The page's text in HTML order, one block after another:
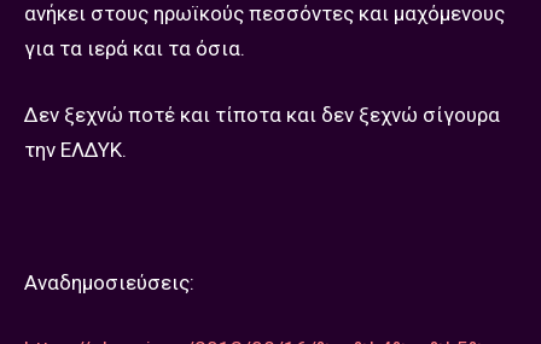
ανήκει στους ηρωϊκούς πεσσόντες και μαχόμενους
για τα ιερά και τα όσια.
Δεν ξεχνώ ποτέ και τίποτα και δεν ξεχνώ σίγουρα
την ΕΛΔΥΚ.
Αναδημοσιεύσεις: